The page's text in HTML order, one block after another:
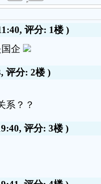
评分: 1楼)
企
评分: 2楼)
系？？
评分: 3楼)